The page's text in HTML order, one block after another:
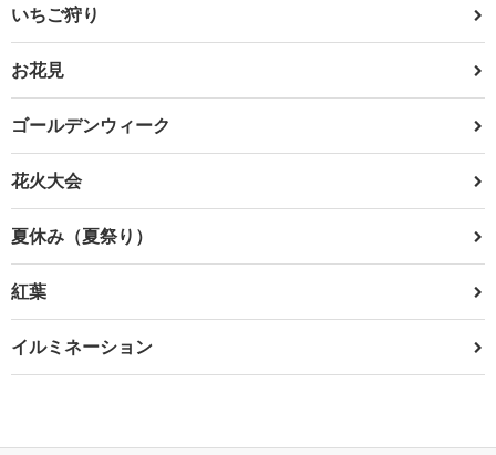
いちご狩り
お花見
ゴールデンウィーク
花火大会
夏休み（夏祭り）
紅葉
イルミネーション